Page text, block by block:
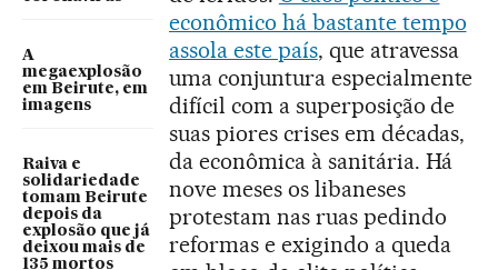
A
megaexplosão
em Beirute, em
imagens
Raiva e
solidariedade
tomam Beirute
depois da
explosão que já
deixou mais de
135 mortos
econômico há bastante tempo
assola este país, que atravessa
uma conjuntura especialmente
difícil com a superposição de
suas piores crises em décadas,
da econômica à sanitária. Há
nove meses os libaneses
protestam nas ruas pedindo
reformas e exigindo a queda